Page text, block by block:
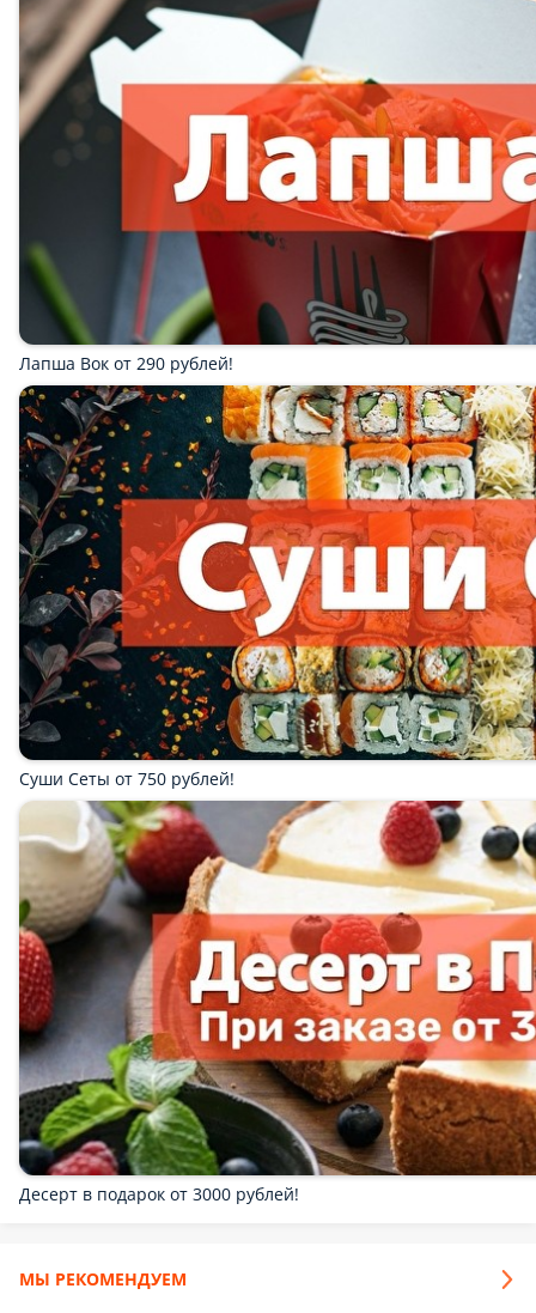
Суши
Суши Сеты
Сашими
Вок Лапша
Скидка 15% на Вынос! на суши сеты не распространяется! НЕ
суммируется с Кешбэком!
Пицца